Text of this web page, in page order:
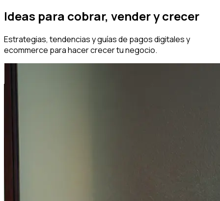
Ideas para cobrar, vender y crecer
Estrategias, tendencias y guías de pagos digitales y
ecommerce para hacer crecer tu negocio.